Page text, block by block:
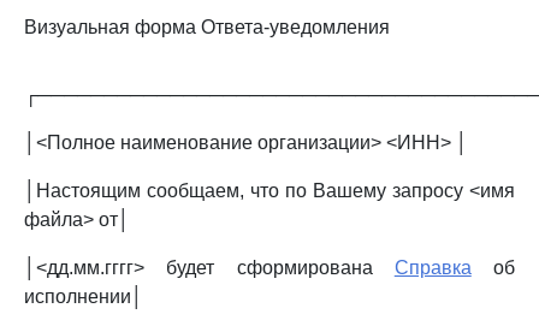
Визуальная форма Ответа-уведомления
│<Полное наименование организации> <ИНН> │
│Настоящим сообщаем, что по Вашему запросу <имя
файла> от│
│<дд.мм.гггг> будет сформирована Справка об
исполнении│